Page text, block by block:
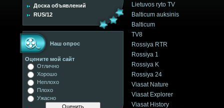
Доска объявлений
RUS/12
Наш опрос
Оцените мой сайт
Отлично
Хорошо
Неплохо
Плохо
Ужасно
Lietuvos ryto TV
Balticum auksinis
Balticum
TV8
Rossiya RTR
Rossiya 1
Rossiya K
Rossiya 24
Viasat Nature
Viasat Explorer
Viasat History